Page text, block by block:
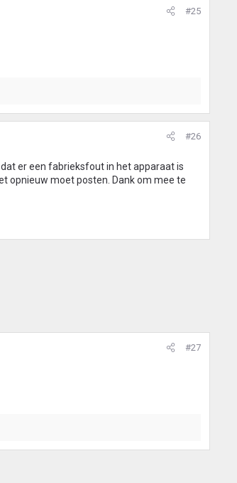
#25
#26
er een fabrieksfout in het apparaat is
opnieuw moet posten. Dank om mee te
#27